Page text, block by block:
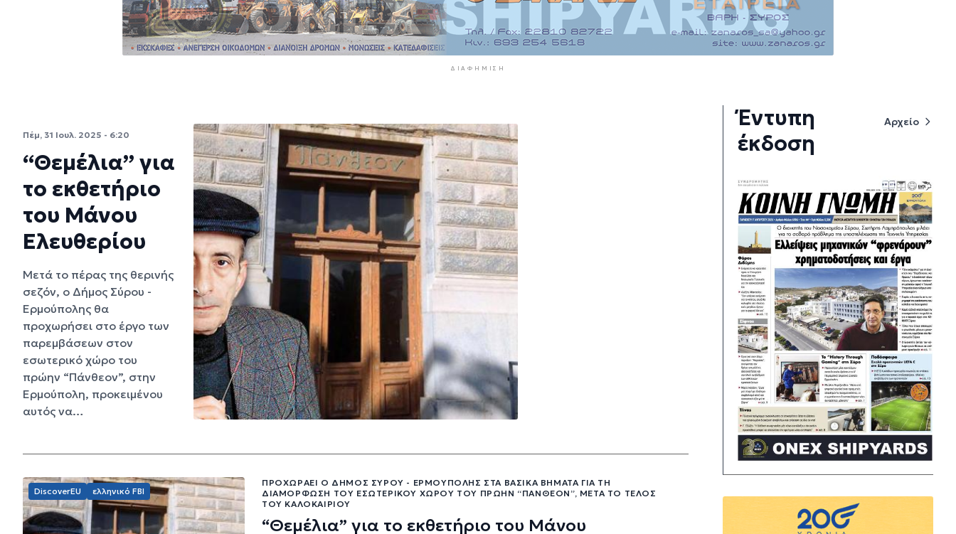
ΔΙΑΦΉΜΙΣΗ
Πέμ, 31 Ιουλ. 2025 - 6:20
“Θεμέλια” για
το εκθετήριο
του Μάνου
Ελευθερίου
Μετά το πέρας της θερινής
σεζόν, ο Δήμος Σύρου -
Ερμούπολης θα
προχωρήσει στο έργο των
παρεμβάσεων στον
εσωτερικό χώρο του
πρώην “Πάνθεον”, στην
Ερμούπολη, προκειμένου
αυτός να…
DiscoverEU ελληνικό FBI
ΠΡΟΧΩΡΆΕΙ Ο ΔΉΜΟΣ ΣΎΡΟΥ - ΕΡΜΟΎΠΟΛΗΣ ΣΤΑ ΒΑΣΙΚΆ ΒΉΜΑΤΑ ΓΙΑ ΤΗ
ΔΙΑΜΌΡΦΩΣΗ ΤΟΥ ΕΣΩΤΕΡΙΚΟΎ ΧΏΡΟΥ ΤΟΥ ΠΡΏΗΝ “ΠΆΝΘΕΟΝ”, ΜΕΤΆ ΤΟ ΤΈΛΟΣ
ΤΟΥ ΚΑΛΟΚΑΙΡΙΟΎ
“Θεμέλια” για το εκθετήριο του Μάνου
Έντυπη
έκδοση
Αρχείο